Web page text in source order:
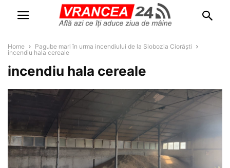
Home
Pagube mari în urma incendiului de la Slobozia Ciorăști
incendiu hala cereale
incendiu hala cereale